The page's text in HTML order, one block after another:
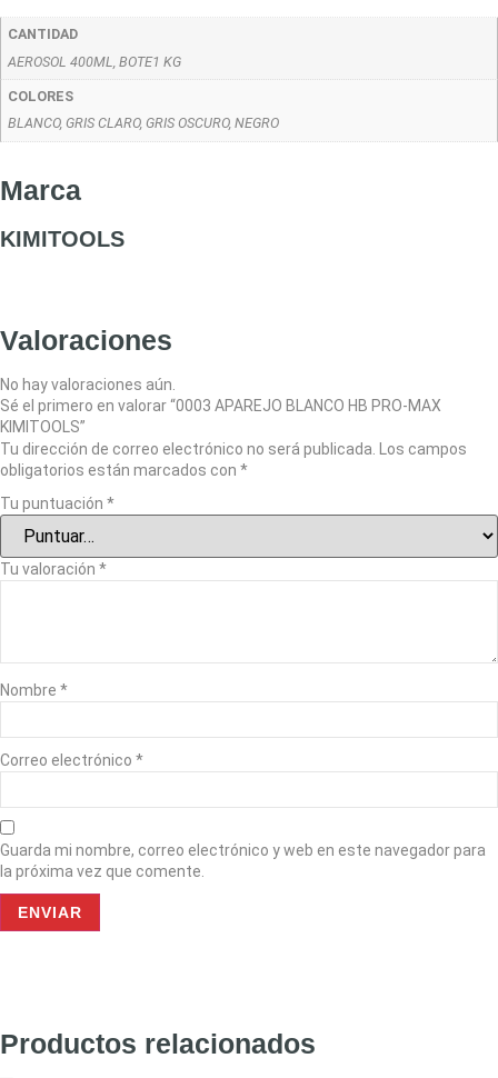
CANTIDAD
AEROSOL 400ML, BOTE1 KG
COLORES
BLANCO, GRIS CLARO, GRIS OSCURO, NEGRO
Marca
KIMITOOLS
Valoraciones
No hay valoraciones aún.
Sé el primero en valorar “0003 APAREJO BLANCO HB PRO-MAX
KIMITOOLS”
Tu dirección de correo electrónico no será publicada.
Los campos
obligatorios están marcados con *
Tu puntuación *
Tu valoración *
Nombre *
Correo electrónico *
Guarda mi nombre, correo electrónico y web en este navegador para
la próxima vez que comente.
Productos relacionados